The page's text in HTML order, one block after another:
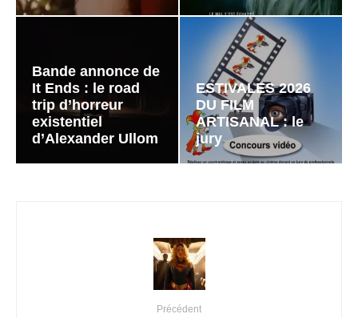
Bande annonce de
It Ends : le road
trip d’horreur
existentiel
d’Alexander Ullom
ESTIVALES 2026
DU FILM
ARTISANAL : le
jury
Précédent